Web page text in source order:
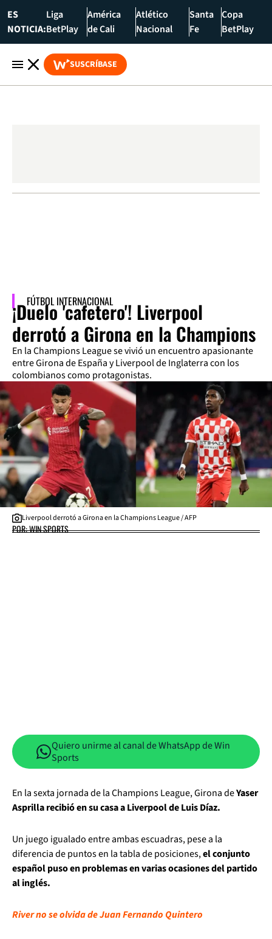
ES
NOTICIA:
Liga
BetPlay
América
de Cali
Atlético
Nacional
Santa
Fe
Copa
BetPlay
SUSCRÍBASE
FÚTBOL INTERNACIONAL
¡Duelo 'cafetero'! Liverpool
derrotó a Girona en la Champions
En la Champions League se vivió un encuentro apasionante
entre Girona de España y Liverpool de Inglaterra con los
colombianos como protagonistas.
Liverpool derrotó a Girona en la Champions League / AFP
POR: WIN SPORTS
Quiero unirme al canal de WhatsApp de Win
Sports
En la sexta jornada de la Champions League, Girona deYaser
Asprilla recibió en su casa a Liverpool de Luis Díaz.
Un juego igualado entre ambas escuadras, pese a la
diferencia de puntos en la tabla de posiciones,el conjunto
español puso en problemas en varias ocasiones del partido
al inglés.
River no se olvida de Juan Fernando Quintero